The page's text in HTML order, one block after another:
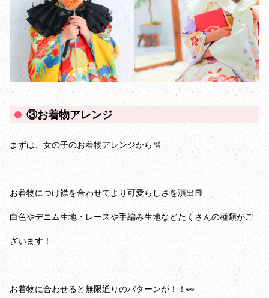
③お着物アレンジ
まずは、女の子のお着物アレンジから🫧
お着物につけ襟を合わせてより可愛らしさを演出📕
白色やデニム生地・レースや手編み生地などたくさんの種類がご
ざいます！
お着物に合わせると無限通りのパターンが！！👀